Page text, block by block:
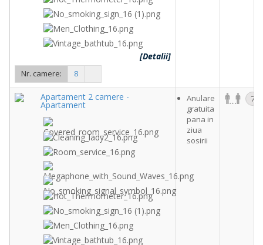
[Detalii]
Nr. camere: 8
Apartament 2 camere -
Apartament
Anulare
gratuita
pana in
ziua
sosirii
7